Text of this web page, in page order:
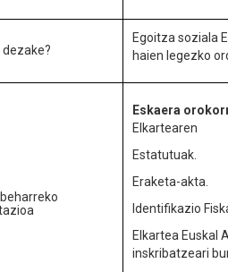
dezake?
Egoitza soziala
haien legezko
Eskaera
Elkartearen
Estatutuak.
Eraketa-akta.
Identifikazio
Elkartea Euskal
inskribatzeari